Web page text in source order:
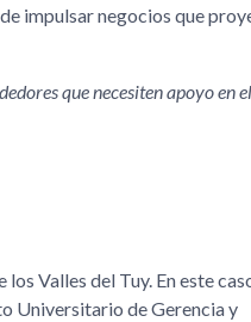
impulsar negocios que
que necesiten apoyo en
Valles del Tuy. En este
Universitario de Gerencia y